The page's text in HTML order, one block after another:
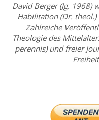
David Berger (Jg. 1968)
Habilitation (Dr. theol.)
Zahlreiche
Theologie des
perennis) und freier